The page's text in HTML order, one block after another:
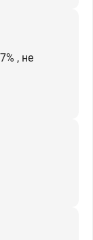
, не